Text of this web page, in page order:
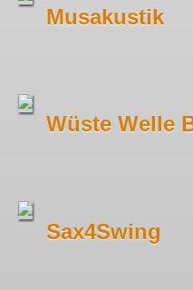
Musakustik
Wüste Welle
Sax4Swing